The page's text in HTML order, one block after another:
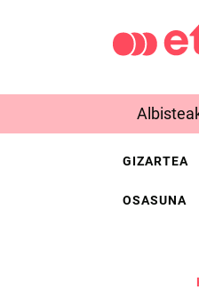
GIZARTEA
OSASUNA